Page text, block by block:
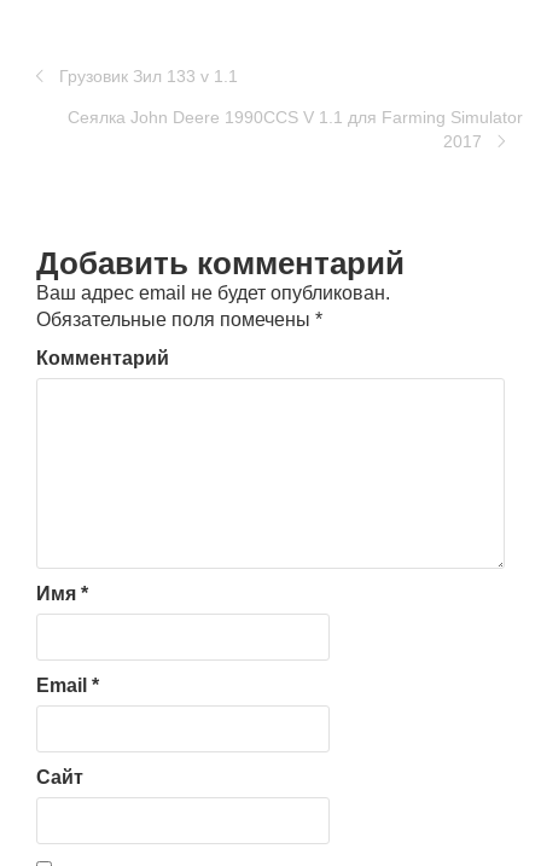
Грузовик Зил 133 v 1.1
Сеялка John Deere 1990CCS V 1.1 для Farming Simulator
2017
Добавить комментарий
Ваш адрес email не будет опубликован.
Обязательные поля помечены *
Комментарий
Имя *
Email *
Сайт